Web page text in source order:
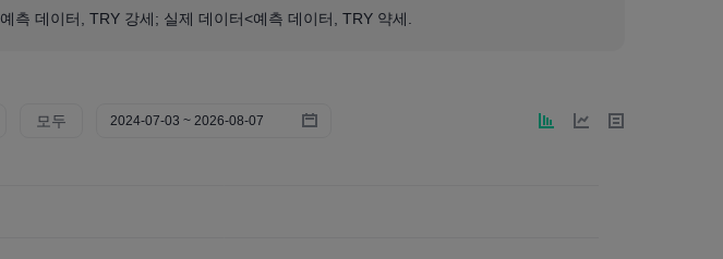
측 데이터, TRY 강세; 실제 데이터<예측 데이터, TRY 약세.
모두